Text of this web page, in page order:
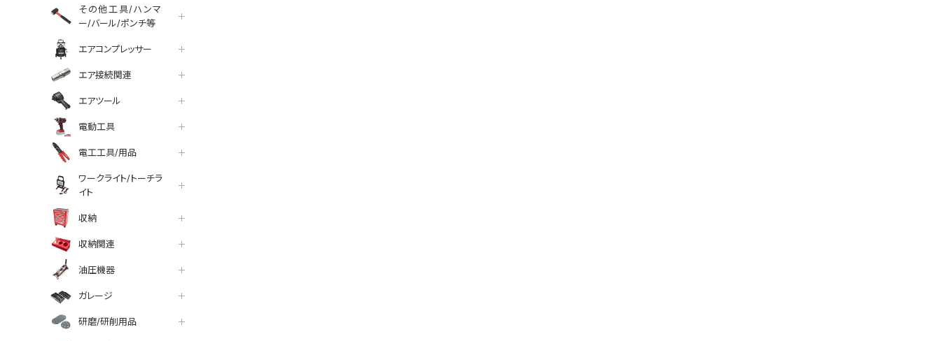
その他工具/ハンマ
ー/バール/ポンチ等
エアコンプレッサー
エア接続関連
エアツール
電動工具
電工工具/用品
ワークライト/トーチラ
イト
収納
収納関連
油圧機器
ガレージ
研磨/研削用品